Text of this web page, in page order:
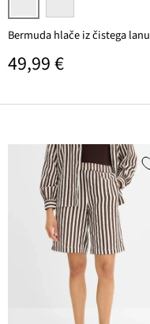
temno rjava
bela
Bermuda hlače iz čistega lanu
Običajna cena
49,99 €